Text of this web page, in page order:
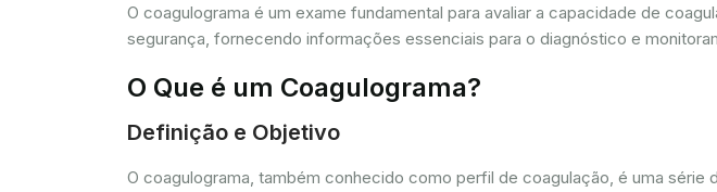
O coagulograma é um exame fundamental para avaliar a capacidade de
segurança, fornecendo informações essenciais para o diagnóstico e
O Que é um Coagulograma?
Definição e Objetivo
O coagulograma, também conhecido como perfil de coagulação, é uma